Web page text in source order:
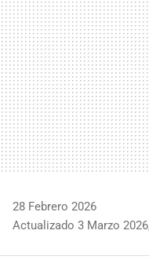
28 Febrero 2026
Actualizado 3 Marzo